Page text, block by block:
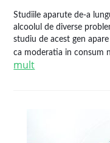
Studiile aparute de-a
alcoolul de diverse
studiu de acest gen
ca moderatia in consum
mult